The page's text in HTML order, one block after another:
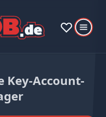
Key-Account-